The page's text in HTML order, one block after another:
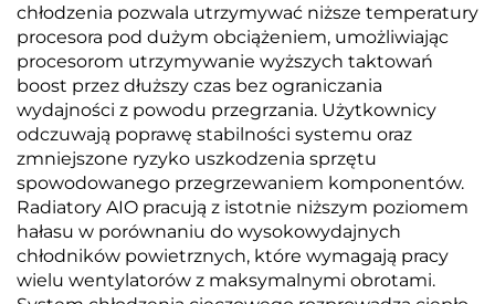
chłodzenia pozwala utrzymywać niższe temperatury
procesora pod dużym obciążeniem, umożliwiając
procesorom utrzymywanie wyższych taktowań
boost przez dłuższy czas bez ograniczania
wydajności z powodu przegrzania. Użytkownicy
odczuwają poprawę stabilności systemu oraz
zmniejszone ryzyko uszkodzenia sprzętu
spowodowanego przegrzewaniem komponentów.
Radiatory AIO pracują z istotnie niższym poziomem
hałasu w porównaniu do wysokowydajnych
chłodników powietrznych, które wymagają pracy
wielu wentylatorów z maksymalnymi obrotami.